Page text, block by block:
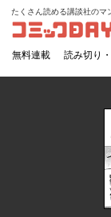
コミック
たくさん読める講談社のマ
無料連載 読み切り